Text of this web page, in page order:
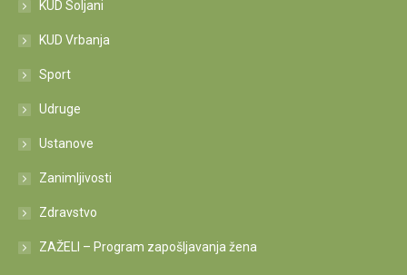
KUD Soljani
KUD Vrbanja
Sport
Udruge
Ustanove
Zanimljivosti
Zdravstvo
ZAŽELI – Program zapošljavanja žena